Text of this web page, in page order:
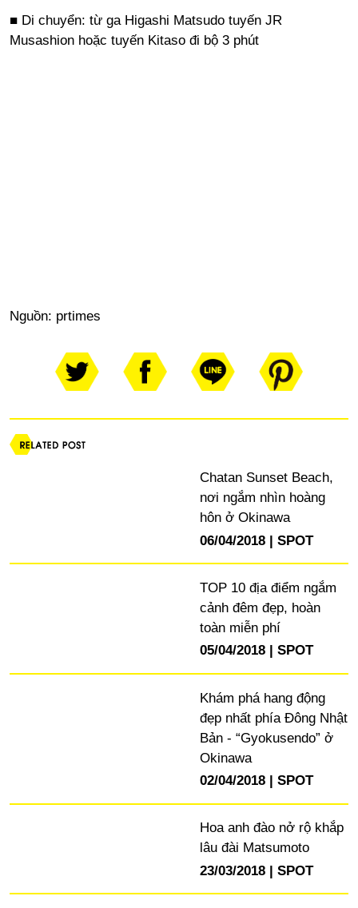
■ Di chuyển: từ ga Higashi Matsudo tuyến JR
Musashion hoặc tuyến Kitaso đi bộ 3 phút
Nguồn: prtimes
Chatan Sunset Beach,
nơi ngắm nhìn hoàng
hôn ở Okinawa
06/04/2018
SPOT
TOP 10 địa điểm ngắm
cảnh đêm đẹp, hoàn
toàn miễn phí
05/04/2018
SPOT
Khám phá hang động
đẹp nhất phía Đông Nhật
Bản - “Gyokusendo” ở
Okinawa
02/04/2018
SPOT
Hoa anh đào nở rộ khắp
lâu đài Matsumoto
23/03/2018
SPOT